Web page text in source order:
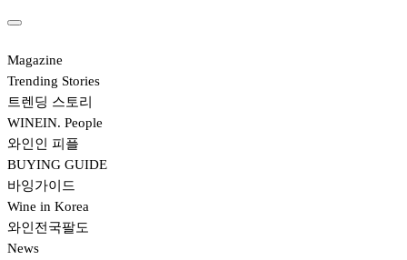
Magazine
Trending Stories
트렌딩 스토리
WINEIN. People
와인인 피플
BUYING GUIDE
바잉가이드
Wine in Korea
와인전국팔도
News